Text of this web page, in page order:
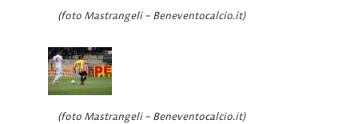
(foto Mastrangeli – Beneventocalcio.it)
(foto Mastrangeli – Beneventocalcio.it)